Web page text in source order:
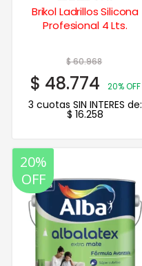
Brikol Ladrillos Silicona
Profesional 4 Lts.
$60.968
$ 48.774 20% OFF
3 cuotas SIN INTERES de:
$ 16.258
20%
OFF